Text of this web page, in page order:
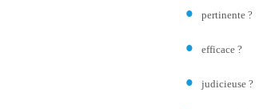
pertinente ?
efficace ?
judicieuse ?